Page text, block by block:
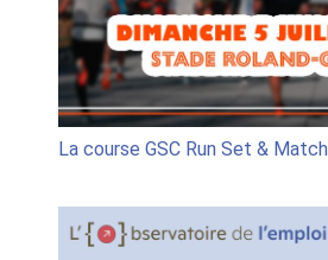
La course GSC Run Set & Match